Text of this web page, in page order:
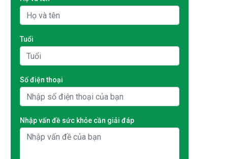
Tuổi
Số điện thoại
Nhập vấn đề sức khỏe cần giải đáp